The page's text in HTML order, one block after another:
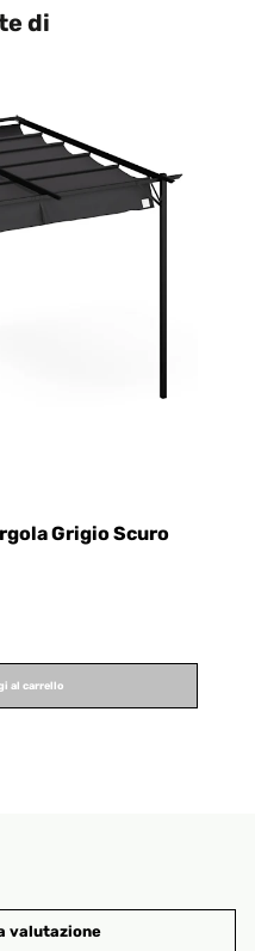
di
Grigio Scuro
al carrello
valutazione